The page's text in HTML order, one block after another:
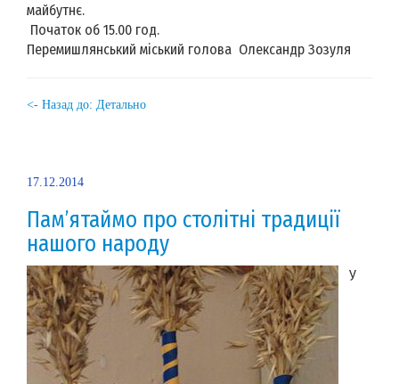
майбутнє.
Початок об 15.00 год.
Перемишлянський міський голова Олександр Зозуля
<- Назад до: Детально
17.12.2014
Пам’ятаймо про столітні традиції
нашого народу
У